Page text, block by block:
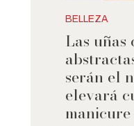
BELLEZA
Las uñas
serán el
elevará